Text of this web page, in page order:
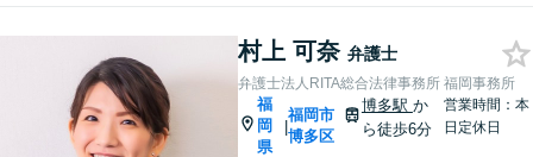
村上 可奈 弁護士
弁護士法人RITA総合法律事務所 福岡事務所
福
岡
県
|
福岡市
博多区
博多駅 か
ら徒歩6分
営業時間：本
日定休日